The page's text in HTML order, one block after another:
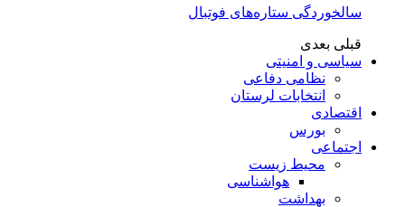
سالخوردگی ستاره‌های فوتبال
قبلی بعدی
سیاسی و امنیتی
نظامی دفاعی
انتخابات لرستان
اقتصادی
بورس
اجتماعی
محیط زیست
هواشناسی
بهداشت